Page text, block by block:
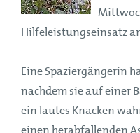
Hilfeleistungseinsatz
Eine Spaziergängerin
nachdem sie auf einer
ein lautes Knacken
einen herabfallenden